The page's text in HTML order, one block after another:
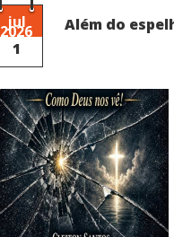
jul
2026
1
Além do